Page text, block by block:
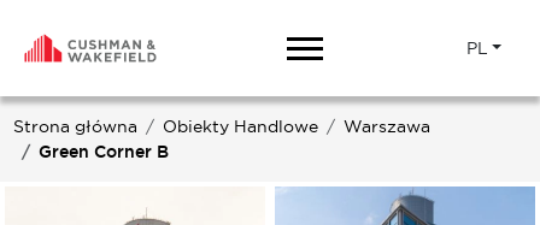
PL
Strona główna Obiekty Handlowe
Warszawa
Green Corner B